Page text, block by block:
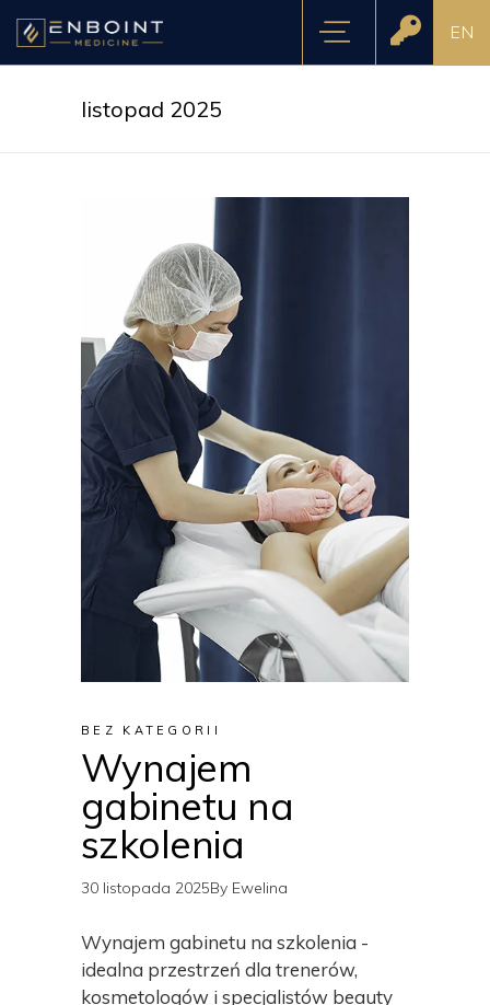
EN
listopad 2025
BEZ KATEGORII
Wynajem
gabinetu na
szkolenia
30 listopada 2025By Ewelina
Wynajem gabinetu na szkolenia -
idealna przestrzeń dla trenerów,
kosmetologów i specjalistów beauty